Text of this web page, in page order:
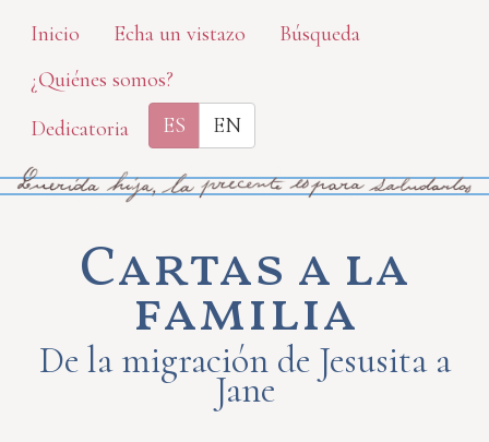
Skip
main
content
Inicio Echa un vistazo
Búsqueda
¿Quiénes somos?
Dedicatoria
ES EN
Cartas a la
familia
De la migración de Jesusita a
Jane